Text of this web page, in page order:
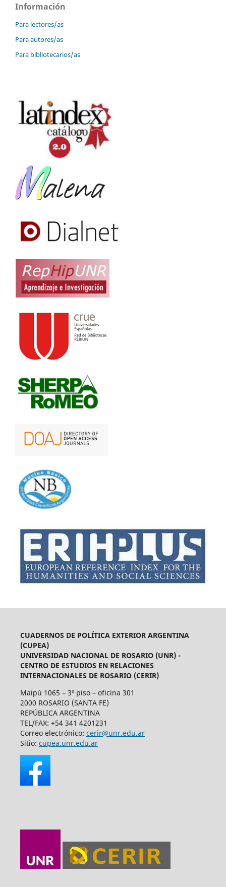
Información
Para lectores/as
Para autores/as
Para bibliotecarios/as
CUADERNOS DE POLÍTICA EXTERIOR ARGENTINA
(CUPEA)
UNIVERSIDAD NACIONAL DE ROSARIO (UNR) -
CENTRO DE ESTUDIOS EN RELACIONES
INTERNACIONALES DE ROSARIO (CERIR)
Maipú 1065 – 3º piso – oficina 301
2000 ROSARIO (SANTA FE)
REPÚBLICA ARGENTINA
TEL/FAX: +54 341 4201231
Correo electrónico: cerir@unr.edu.ar
Sitio: cupea.unr.edu.ar